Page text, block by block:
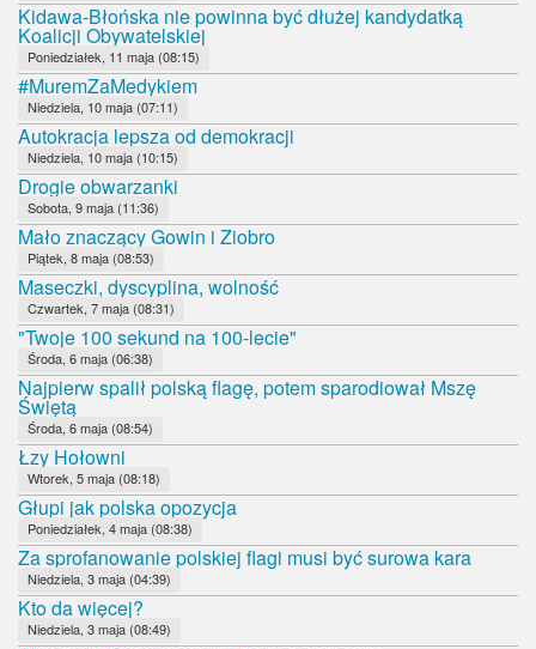
Kidawa-Błońska nie powinna być dłużej kandydatką
Koalicji Obywatelskiej
Poniedziałek, 11 maja (08:15)
#MuremZaMedykiem
Niedziela, 10 maja (07:11)
Autokracja lepsza od demokracji
Niedziela, 10 maja (10:15)
Drogie obwarzanki
Sobota, 9 maja (11:36)
Mało znaczący Gowin i Ziobro
Piątek, 8 maja (08:53)
Maseczki, dyscyplina, wolność
Czwartek, 7 maja (08:31)
"Twoje 100 sekund na 100-lecie"
Środa, 6 maja (06:38)
Najpierw spalił polską flagę, potem sparodiował Mszę
Świętą
Środa, 6 maja (08:54)
Łzy Hołowni
Wtorek, 5 maja (08:18)
Głupi jak polska opozycja
Poniedziałek, 4 maja (08:38)
Za sprofanowanie polskiej flagi musi być surowa kara
Niedziela, 3 maja (04:39)
Kto da więcej?
Niedziela, 3 maja (08:49)